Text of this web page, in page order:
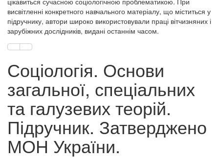
висвітленні конкретного навчального матеріалу, що міститься у
підручнику, автори широко використовували праці вітчизняних і
зарубіжних дослідників, видані останнім часом.
Соціологія. Основи
загальної, спеціальних
та галузевих теорій.
Підручник. Затверджено
МОН України.